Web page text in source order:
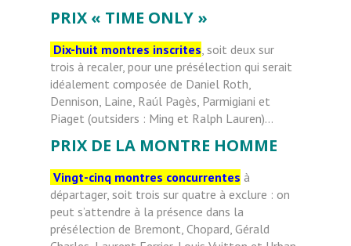
PRIX « TIME ONLY »
Dix-huit montres inscrites , soit deux sur
trois à recaler, pour une présélection qui serait
idéalement composée de Daniel Roth,
Dennison, Laine, Raúl Pagès, Parmigiani et
Piaget (outsiders : Ming et Ralph Lauren)…
PRIX DE LA MONTRE HOMME
Vingt-cinq montres concurrentes à
départager, soit trois sur quatre à exclure : on
peut s’attendre à la présence dans la
présélection de Bremont, Chopard, Gérald